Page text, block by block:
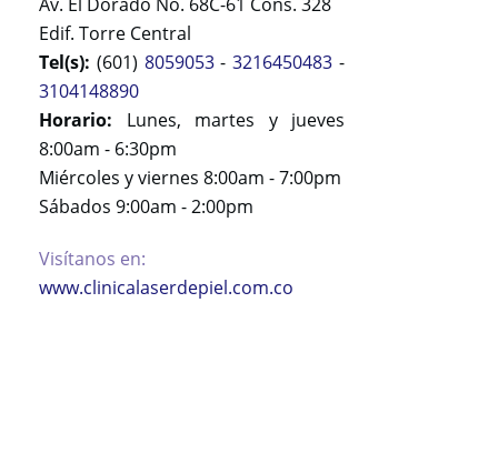
Av. El Dorado No. 68C-61 Cons. 328
Edif. Torre Central
Tel(s): (601) 8059053-3216450483 -
3104148890
Horario: Lunes, martes y jueves
8:00am - 6:30pm
Miércoles y viernes 8:00am - 7:00pm
Sábados 9:00am - 2:00pm
Visítanos en:
www.clinicalaserdepiel.com.co